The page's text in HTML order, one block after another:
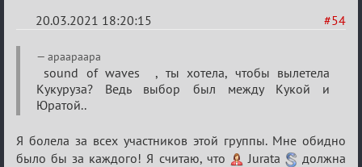
#54
20.03.2021 18:20:15
Re:
ГОЛОС
МАФИИ
(обсуждение)
apaapaapa
sound of waves , ты хотела, чтобы вылетела
Кукуруза? Ведь выбор был между Кукой и
Юратой..
Я болела за всех участников этой группы. Мне обидно
было бы за каждого! Я считаю, что
Jurata
должна